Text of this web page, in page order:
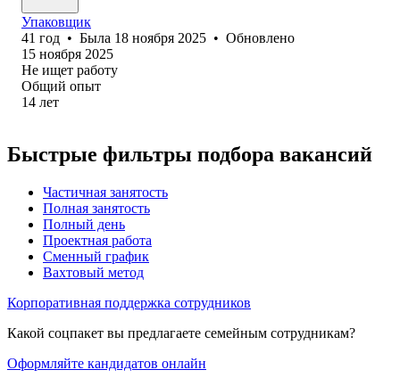
Упаковщик
41 год • Была 18 ноября 2025 • Обновлено
15 ноября 2025
Не ищет работу
Общий опыт
14 лет
Быстрые фильтры подбора вакансий
Частичная занятость
Полная занятость
Полный день
Проектная работа
Сменный график
Вахтовый метод
Корпоративная поддержка сотрудников
Какой соцпакет вы предлагаете семейным сотрудникам?
Оформляйте кандидатов онлайн